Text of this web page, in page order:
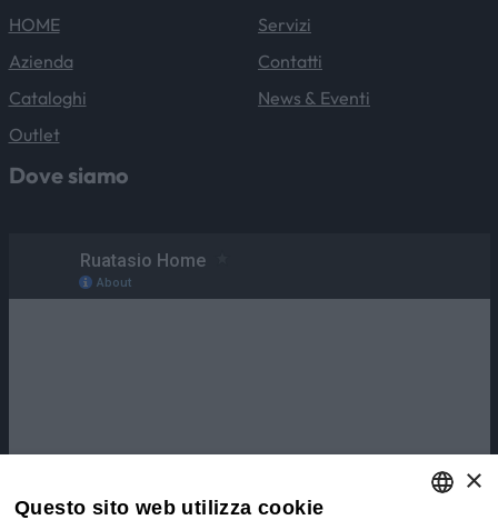
HOME
Azienda
Cataloghi
Outlet
Servizi
Contatti
News & Eventi
Dove siamo
×
Questo sito web utilizza cookie